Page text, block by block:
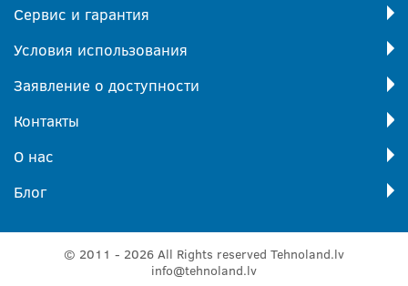
Сервис и гарантия
Условия использования
Заявление о доступности
Контакты
О нас
Блог
© 2011 - 2026 All Rights reserved Tehnoland.lv
info@tehnoland.lv